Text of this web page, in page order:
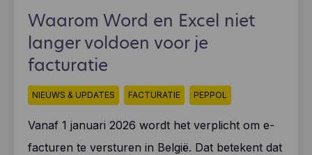
Waarom Word en Excel niet
langer voldoen voor je
facturatie
NIEUWS & UPDATES FACTURATIE PEPPOL
Vanaf 1 januari 2026 wordt het verplicht om e-
facturen te versturen in België. Dat betekent dat